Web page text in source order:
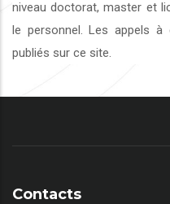
niveau doctorat, master et
le personnel. Les appels à
publiés sur ce site.
Contacts